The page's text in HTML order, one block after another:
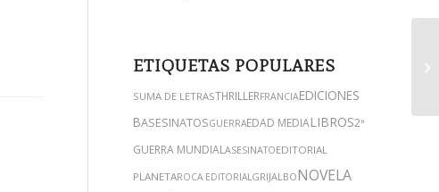
ETIQUETAS POPULARES
SUMA DE LETRASTHRILLERFRANCIAEDICIONES
BASESINATOSGUERRAEDAD MEDIALIBROS2ª
GUERRA MUNDIALASESINATOEDITORIAL
PLANETAROCA EDITORIALGRIJALBONOVELA